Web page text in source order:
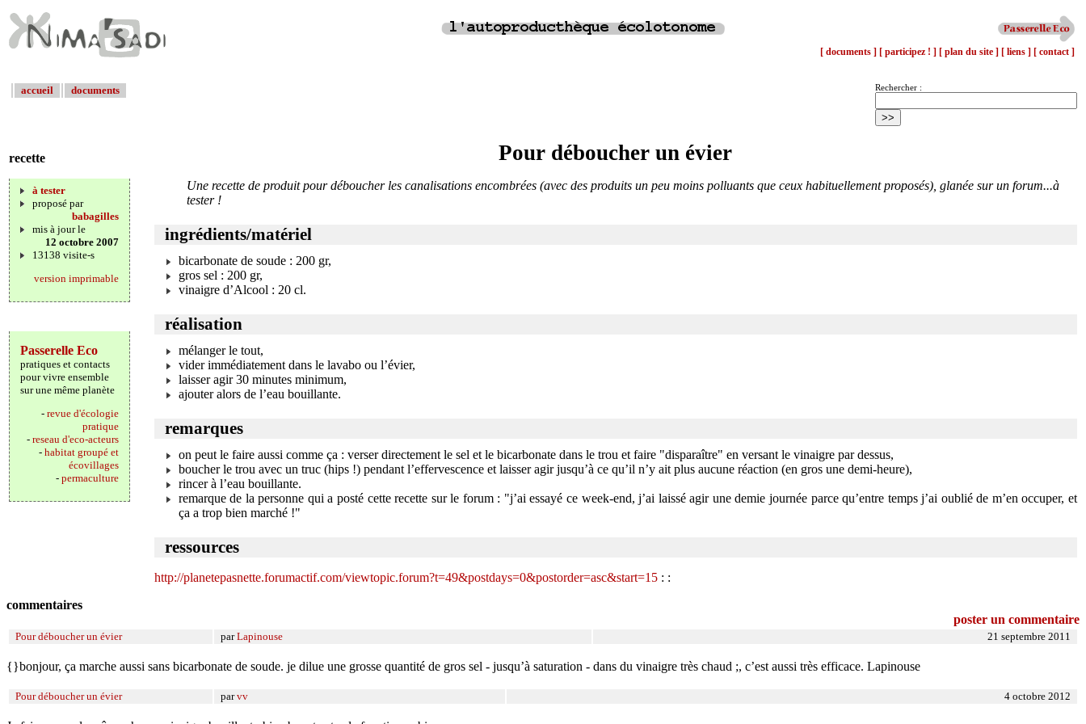
[ documents ] [ participez ! ] [ plan du site ] [ liens ] [ contact ]
accueil documents Rechercher :
recette
à tester
proposé par
babagilles
mis à jour le
12 octobre 2007
13138 visite-s
version imprimable
Passerelle Eco
pratiques et contacts
pour vivre ensemble
sur une même planète
- revue d'écologie
pratique
- reseau d'eco-acteurs
- habitat groupé et
écovillages
- permaculture
Pour déboucher un évier
Une recette de produit pour déboucher les canalisations encombrées (avec des produits un peu moins polluants que ceux habituellement proposés), glanée sur un forum...à
tester !
ingrédients/matériel
bicarbonate de soude : 200 gr,
gros sel : 200 gr,
vinaigre d’Alcool : 20 cl.
réalisation
mélanger le tout,
vider immédiatement dans le lavabo ou l’évier,
laisser agir 30 minutes minimum,
ajouter alors de l’eau bouillante.
remarques
on peut le faire aussi comme ça : verser directement le sel et le bicarbonate dans le trou et faire "disparaître" en versant le vinaigre par dessus,
boucher le trou avec un truc (hips !) pendant l’effervescence et laisser agir jusqu’à ce qu’il n’y ait plus aucune réaction (en gros une demi-heure),
rincer à l’eau bouillante.
remarque de la personne qui a posté cette recette sur le forum : "j’ai essayé ce week-end, j’ai laissé agir une demie journée parce qu’entre temps j’ai oublié de m’en occuper, et
ça a trop bien marché !"
ressources
http://planetepasnette.forumactif.com/viewtopic.forum?t=49&postdays=0&postorder=asc&start=15: :
commentaires
poster un commentaire
Pour déboucher un évier parLapinouse 21 septembre 2011
{}bonjour, ça marche aussi sans bicarbonate de soude. je dilue une grosse quantité de gros sel - jusqu’à saturation - dans du vinaigre très chaud ;, c’est aussi très efficace. Lapinouse
Pour déboucher un évier parvv 4 octobre 2012